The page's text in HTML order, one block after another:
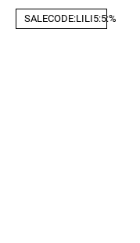
SALECODE:LILI5:5:%